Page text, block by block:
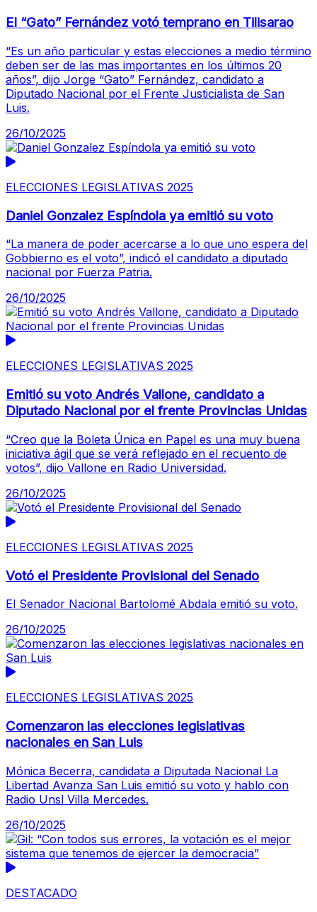
El “Gato” Fernández votó temprano en Tilisarao
“Es un año particular y estas elecciones a medio término
deben ser de las mas importantes en los últimos 20
años”, dijo Jorge “Gato” Fernández, candidato a
Diputado Nacional por el Frente Justicialista de San
Luis.
26/10/2025
ELECCIONES LEGISLATIVAS 2025
Daniel Gonzalez Espíndola ya emitió su voto
“La manera de poder acercarse a lo que uno espera del
Gobbierno es el voto”, indicó el candidato a diputado
nacional por Fuerza Patria.
26/10/2025
ELECCIONES LEGISLATIVAS 2025
Emitió su voto Andrés Vallone, candidato a
Diputado Nacional por el frente Provincias Unidas
“Creo que la Boleta Única en Papel es una muy buena
iniciativa ágil que se verá reflejado en el recuento de
votos”, dijo Vallone en Radio Universidad.
26/10/2025
ELECCIONES LEGISLATIVAS 2025
Votó el Presidente Provisional del Senado
El Senador Nacional Bartolomé Abdala emitió su voto.
26/10/2025
ELECCIONES LEGISLATIVAS 2025
Comenzaron las elecciones legislativas
nacionales en San Luis
Mónica Becerra, candidata a Diputada Nacional La
Libertad Avanza San Luis emitió su voto y hablo con
Radio Unsl Villa Mercedes.
26/10/2025
DESTACADO